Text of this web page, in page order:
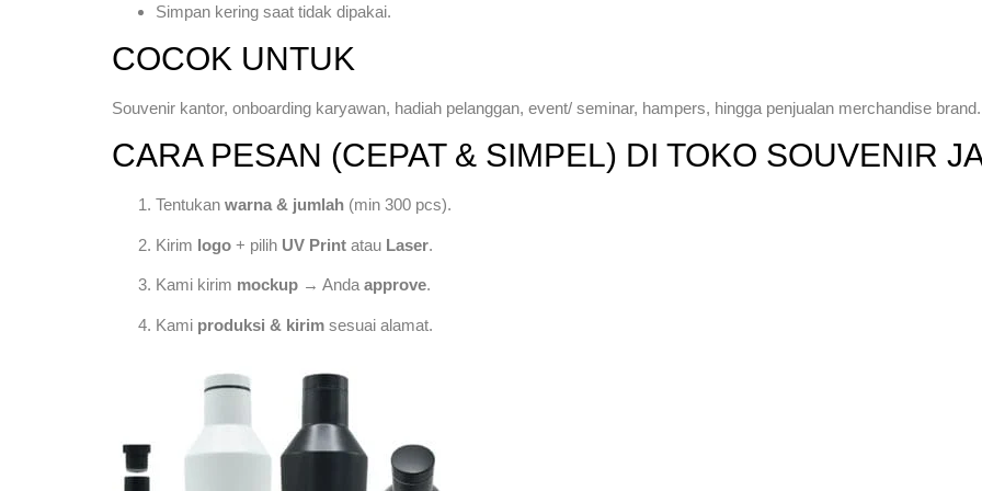
Simpan kering saat tidak dipakai.
COCOK UNTUK
Souvenir kantor, onboarding karyawan, hadiah pelanggan, event/ seminar, hampers, hingga penjualan merchandise brand.
CARA PESAN (CEPAT & SIMPEL) DI TOKO SOUVENIR
Tentukan warna & jumlah (min 300 pcs).
Kirim logo + pilih UV Print atau Laser.
Kami kirim mockup → Anda approve.
Kami produksi & kirim sesuai alamat.